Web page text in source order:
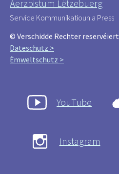
Äerzbistum Lëtzebuerg
Service Kommunikatioun a Press
© Verschidde Rechter reservéiert
Dateschutz >
Ëmweltschutz >
YouTube
Instagram